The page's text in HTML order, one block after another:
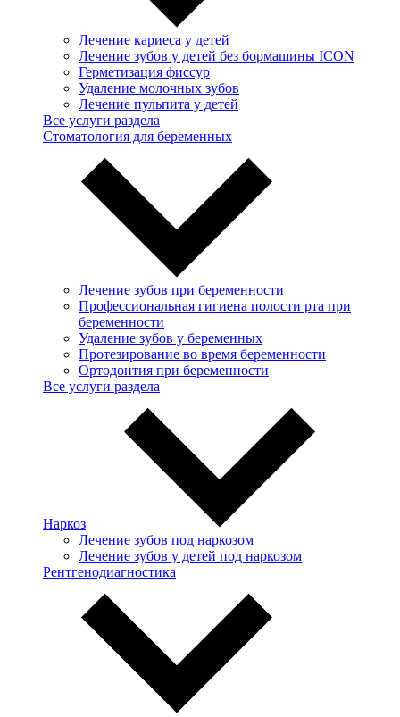
Лечение кариеса у детей
Лечение зубов у детей без бормашины ICON
Герметизация фиссур
Удаление молочных зубов
Лечение пульпита у детей
Все услуги раздела
Стоматология для беременных
Лечение зубов при беременности
Профессиональная гигиена полости рта при
беременности
Удаление зубов у беременных
Протезирование во время беременности
Ортодонтия при беременности
Все услуги раздела
Наркоз
Лечение зубов под наркозом
Лечение зубов у детей под наркозом
Рентгенодиагностика